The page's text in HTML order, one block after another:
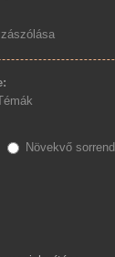
Növekvő sorrend